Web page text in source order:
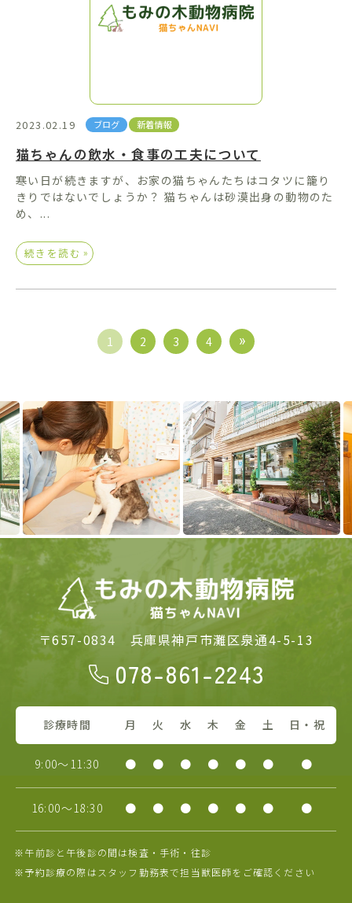
2023.02.19 ブログ 新着情報
猫ちゃんの飲水・食事の工夫について
寒い日が続きますが、お家の猫ちゃんたちはコタツに籠り
きりではないでしょうか？ 猫ちゃんは砂漠出身の動物のた
め、...
続きを読む »
1 2 3 4
Previous Next
〒657-0834 兵庫県神戸市灘区泉通4-5-13
078-861-2243
診療時間 月 火 水 木 金 土 日・祝
9:00～11:30 ● ● ● ● ● ● ●
16:00～18:30 ● ● ● ● ● ● ●
※午前診と午後診の間は検査・手術・往診
※予約診療の際はスタッフ勤務表で担当獣医師をご確認ください